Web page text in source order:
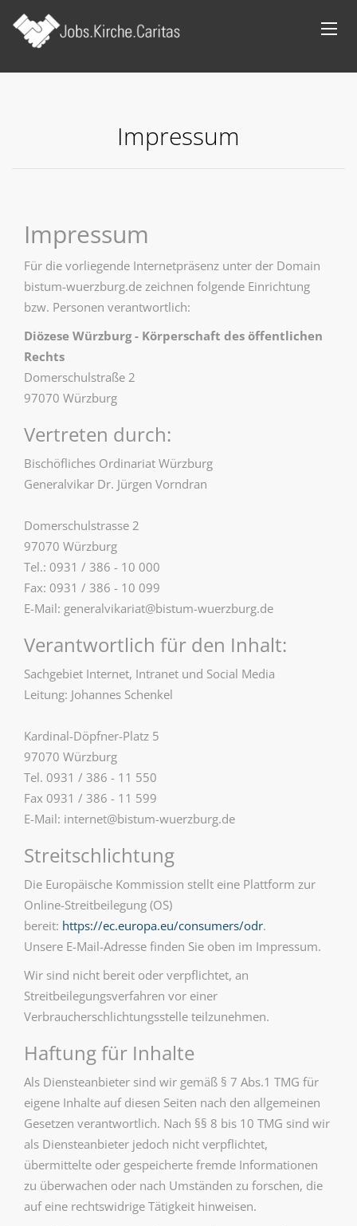
Impressum
Impressum
Für die vorliegende Internetpräsenz unter der Domain
bistum-wuerzburg.de zeichnen folgende Einrichtung
bzw. Personen verantwortlich:
Diözese Würzburg - Körperschaft des öffentlichen
Rechts
Domerschulstraße 2
97070 Würzburg
Vertreten durch:
Bischöfliches Ordinariat Würzburg
Generalvikar Dr. Jürgen Vorndran
Domerschulstrasse 2
97070 Würzburg
Tel.: 0931 / 386 - 10 000
Fax: 0931 / 386 - 10 099
E-Mail: generalvikariat@bistum-wuerzburg.de
Verantwortlich für den Inhalt:
Sachgebiet Internet, Intranet und Social Media
Leitung: Johannes Schenkel
Kardinal-Döpfner-Platz 5
97070 Würzburg
Tel. 0931 / 386 - 11 550
Fax 0931 / 386 - 11 599
E-Mail: internet@bistum-wuerzburg.de
Streitschlichtung
Die Europäische Kommission stellt eine Plattform zur
Online-Streitbeilegung (OS)
bereit: https://ec.europa.eu/consumers/odr.
Unsere E-Mail-Adresse finden Sie oben im Impressum.
Wir sind nicht bereit oder verpflichtet, an
Streitbeilegungsverfahren vor einer
Verbraucherschlichtungsstelle teilzunehmen.
Haftung für Inhalte
Als Diensteanbieter sind wir gemäß § 7 Abs.1 TMG für
eigene Inhalte auf diesen Seiten nach den allgemeinen
Gesetzen verantwortlich. Nach §§ 8 bis 10 TMG sind wir
als Diensteanbieter jedoch nicht verpflichtet,
übermittelte oder gespeicherte fremde Informationen
zu überwachen oder nach Umständen zu forschen, die
auf eine rechtswidrige Tätigkeit hinweisen.